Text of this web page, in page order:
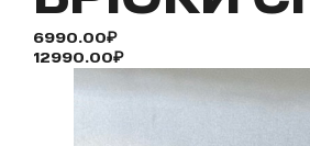
6990.00₽
12990.00₽